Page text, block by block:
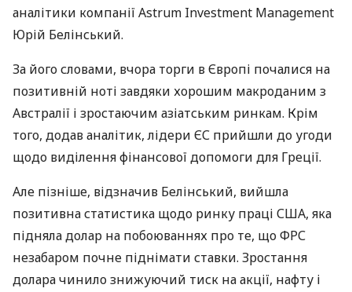
аналітики компанії Astrum Investment Management
Юрій Белінський.
За його словами, вчора торги в Європі почалися на
позитивній ноті завдяки хорошим макроданим з
Австралії і зростаючим азіатським ринкам. Крім
того, додав аналітик, лідери ЄС прийшли до угоди
щодо виділення фінансової допомоги для Греції.
Але пізніше, відзначив Белінський, вийшла
позитивна статистика щодо ринку праці США, яка
підняла долар на побоюваннях про те, що ФРС
незабаром почне піднімати ставки. Зростання
долара чинило знижуючий тиск на акції, нафту і